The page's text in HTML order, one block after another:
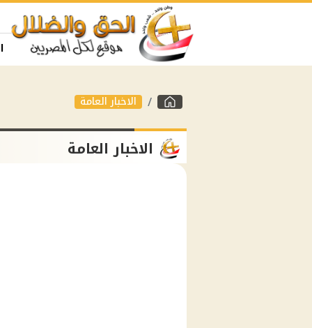
الاخبار العامة
الاخبار العامة